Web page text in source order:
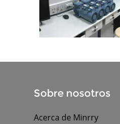
Sobre nosotros
Acerca de Minrry